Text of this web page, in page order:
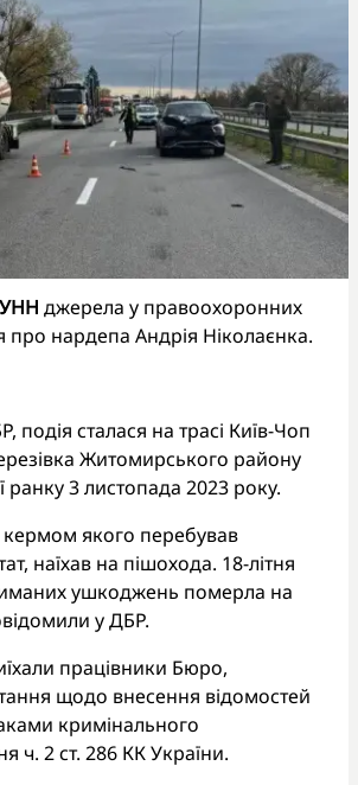
УНН джерела у правоохоронних
про нардепа Андрія Ніколаєнка.
подія сталася на трасі Київ-Чоп
Житомирського району
ранку 3 листопада 2023 року.
кермом якого перебував
наїхав на пішохода. 18-літня
ушкоджень померла на
у ДБР.
працівники Бюро,
щодо внесення відомостей
кримінального
ч. 2 ст. 286 КК України.